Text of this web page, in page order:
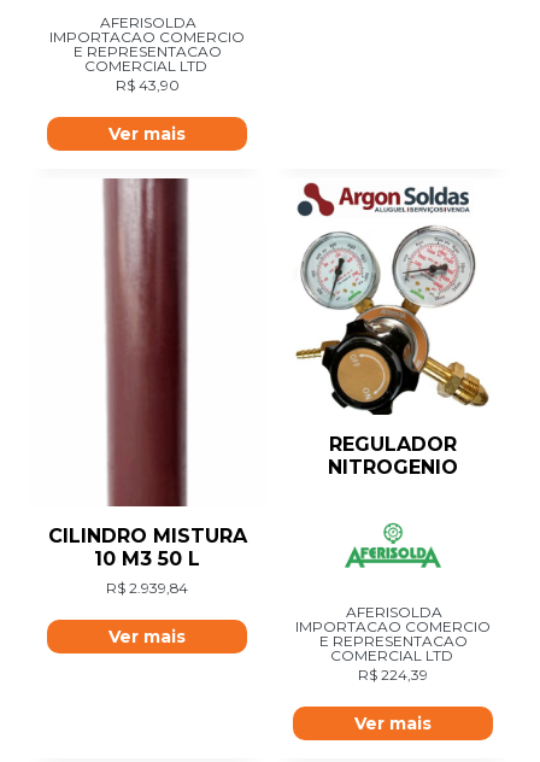
AFERISOLDA
IMPORTACAO COMERCIO
E REPRESENTACAO
COMERCIAL LTD
R$43,90
Ver mais
CILINDRO MISTURA
10 M3 50 L
R$ 2.939,84
Ver mais
REGULADOR
NITROGENIO
AFERISOLDA
IMPORTACAO COMERCIO
E REPRESENTACAO
COMERCIAL LTD
R$ 224,39
Ver mais